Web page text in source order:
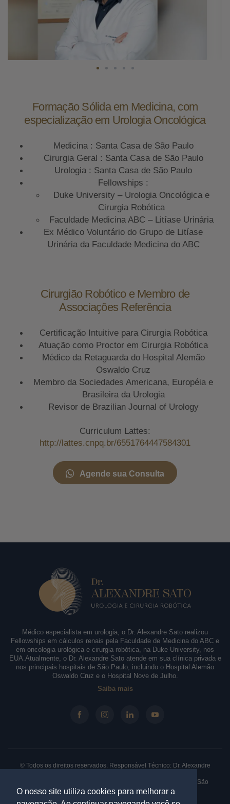
O nosso site utiliza cookies para melhorar a
Formação Sólida em Medicina, com
especialização em Urologia Oncológica
Medicina : Santa Casa de São Paulo
Cirurgia Geral : Santa Casa de São Paulo
Urologia : Santa Casa de São Paulo
Fellowships :
Duke University – Urologia Oncológica e
Cirurgia Robótica
Faculdade Medicina ABC – Litíase Urinária
Ex Médico Voluntário do Grupo de Litíase
Urinária da Faculdade Medicina do ABC
Cirurgião Robótico e Membro de
Associações Referência
Certificação Intuitive para Cirurgia Robótica
Atuação como Proctor em Cirurgia Robótica
Médico da Retaguarda do Hospital Alemão
Oswaldo Cruz
Membro da Sociedades Americana, Européia e
Brasileira da Urologia
Revisor de Brazilian Journal of Urology
Curriculum Lattes:
http://lattes.cnpq.br/6551764447584301
Agende sua Consulta
Médico especialista em urologia, o Dr. Alexandre Sato realizou
Fellowships em cálculos renais pela Faculdade de Medicina do ABC e
em oncologia urológica e cirurgia robótica, na Duke University, nos
EUA.Atualmente, o Dr. Alexandre Sato atende em sua clínica privada e
nos principais hospitais de São Paulo, incluindo o Hospital Alemão
Oswaldo Cruz e o Hospital Nove de Julho.
Saiba mais
© Todos os direitos reservados. Responsável Técnico: Dr. Alexandre
Clínica: Rua Borges Lagoa, 913 - Sala 31/32, Vila Clementino. São
Paulo - SP. CEP: 04038-032 |Política de Privacidade